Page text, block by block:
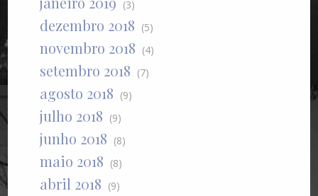
(3)
dezembro 2018 (5)
novembro 2018 (4)
setembro 2018 (7)
agosto 2018 (9)
julho 2018 (9)
junho 2018 (8)
maio 2018 (8)
abril 2018 (9)